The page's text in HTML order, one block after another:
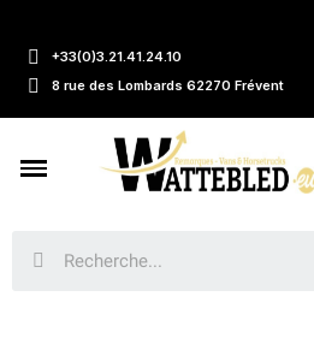
+33(0)3.21.41.24.10
8 rue des Lombards 62270 Frévent